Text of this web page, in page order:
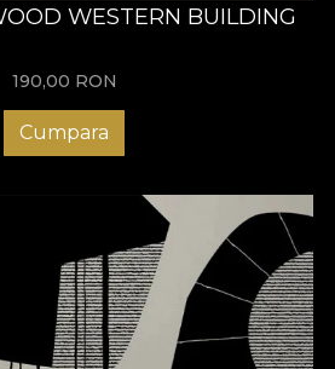
WESTERN BUILDING
190,00 RON
Cumpara